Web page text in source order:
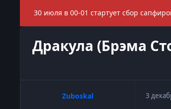
30 июля в 00-01 стартует сбор
Дракула (Брэма
Zuboskal 3